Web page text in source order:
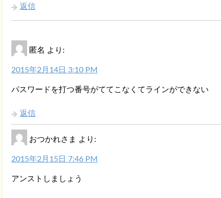
返信
匿名 より:
2015年2月14日 3:10 PM
パスワードを打つ番号がててこなくてラインができない
返信
おつかれさま より:
2015年2月15日 7:46 PM
アンストしましょう